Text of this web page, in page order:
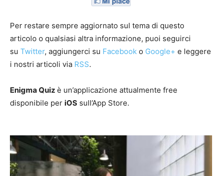
Per restare sempre aggiornato sul tema di questo
articolo o qualsiasi altra informazione, puoi seguirci
su Twitter, aggiungerci su Facebook o Google+ e leggere
i nostri articoli via RSS.
Enigma Quiz è un’applicazione attualmente free
disponibile per iOS sull’App Store.